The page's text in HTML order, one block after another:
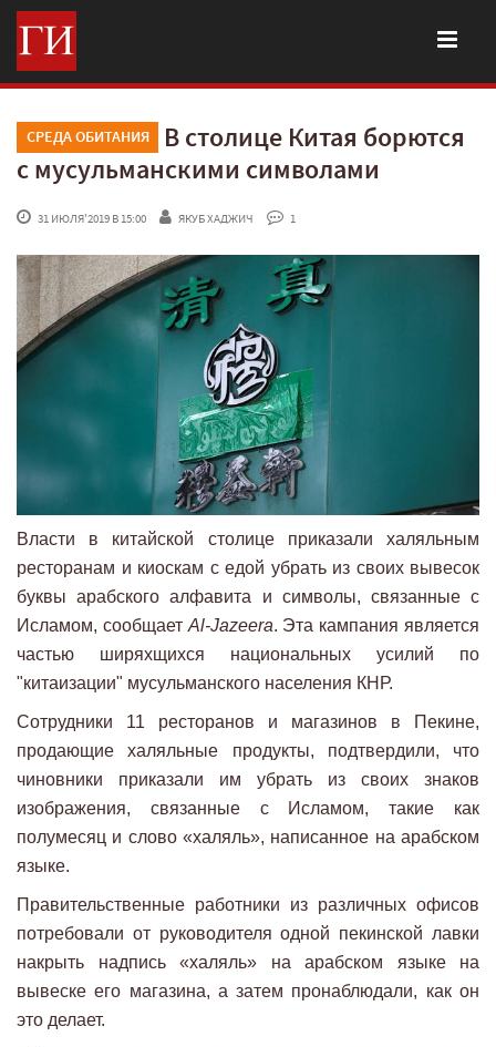
СРЕДА ОБИТАНИЯ
В столице Китая борются
с мусульманскими символами
31 ИЮЛЯ'2019 В 15:00 ЯКУБ ХАДЖИЧ 1
Власти в китайской столице приказали халяльным
ресторанам и киоскам с едой убрать из своих вывесок
буквы арабского алфавита и символы, связанные с
Исламом, сообщает Al-Jazeera. Эта кампания является
частью ширяхщихся национальных усилий по
"китаизации" мусульманского населения КНР.
Сотрудники 11 ресторанов и магазинов в Пекине,
продающие халяльные продукты, подтвердили, что
чиновники приказали им убрать из своих знаков
изображения, связанные с Исламом, такие как
полумесяц и слово «халяль», написанное на арабском
языке.
Правительственные работники из различных офисов
потребовали от руководителя одной пекинской лавки
накрыть надпись «халяль» на арабском языке на
вывеске его магазина, а затем пронаблюдали, как он
это делает.